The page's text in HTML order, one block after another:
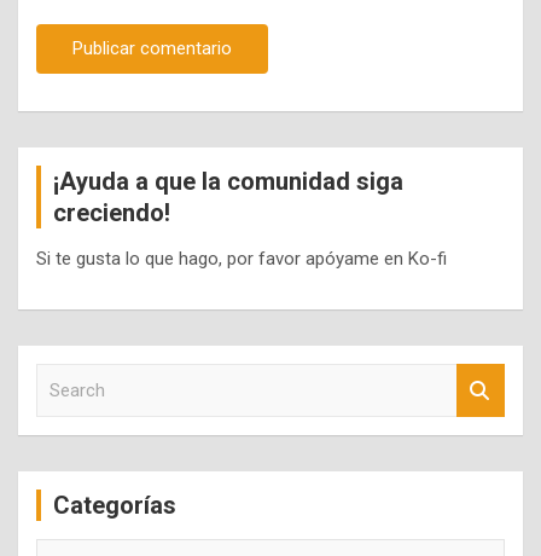
¡Ayuda a que la comunidad siga
creciendo!
Si te gusta lo que hago, por favor apóyame en Ko-fi
c
Categorías